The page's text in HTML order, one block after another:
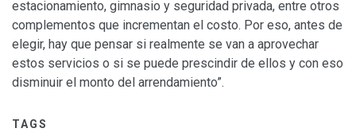
estacionamiento, gimnasio y seguridad privada, entre otros
complementos que incrementan el costo. Por eso, antes de
elegir, hay que pensar si realmente se van a aprovechar
estos servicios o si se puede prescindir de ellos y con eso
disminuir el monto del arrendamiento”.
TAGS